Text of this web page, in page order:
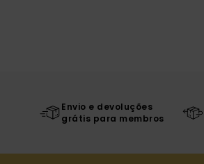
Envio e devoluções
grátis para membros